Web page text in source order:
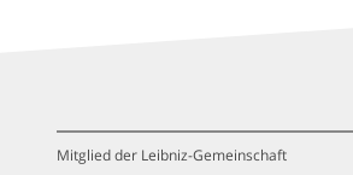
Mitglied der Leibniz-Gemeinschaft